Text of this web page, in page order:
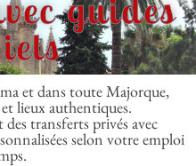
guides
et dans toute Majorque,
lieux authentiques.
transferts privés avec
selon votre emploi